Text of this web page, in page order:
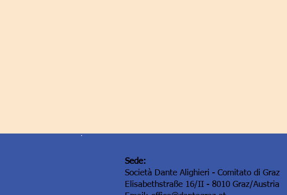
Sede:
Società Dante Alighieri - Comitato di Graz
Elisabethstraße 16/II - 8010 Graz/Austria